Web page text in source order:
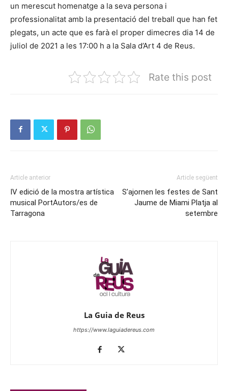
un merescut homenatge a la seva persona i
professionalitat amb la presentació del treball que han fet
plegats, un acte que es farà el proper dimecres dia 14 de
juliol de 2021 a les 17:00 h a la Sala d’Art 4 de Reus.
Rate this post
Article anterior
IV edició de la mostra artística
musical PortAutors/es de
Tarragona
Article següent
S’ajornen les festes de Sant
Jaume de Miami Platja al
setembre
La Guia de Reus
https://www.laguiadereus.com